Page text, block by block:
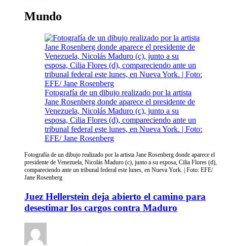
Mundo
Fotografía de un dibujo realizado por la artista
Jane Rosenberg donde aparece el presidente de
Venezuela, Nicolás Maduro (c), junto a su
esposa, Cilia Flores (d), compareciendo ante un
tribunal federal este lunes, en Nueva York. | Foto:
EFE/ Jane Rosenberg
Fotografía de un dibujo realizado por la artista Jane Rosenberg donde aparece el
presidente de Venezuela, Nicolás Maduro (c), junto a su esposa, Cilia Flores (d),
compareciendo ante un tribunal federal este lunes, en Nueva York. | Foto: EFE/
Jane Rosenberg
Juez Hellerstein deja abierto el camino para
desestimar los cargos contra Maduro